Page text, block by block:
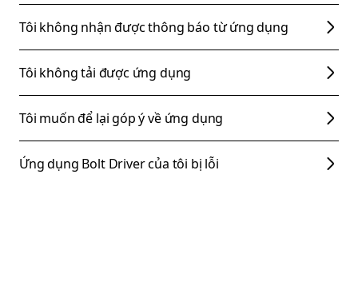
Tôi không nhận được thông báo từ ứng dụng
Tôi không tải được ứng dụng
Tôi muốn để lại góp ý về ứng dụng
Ứng dụng Bolt Driver của tôi bị lỗi